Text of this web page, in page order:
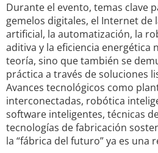
Durante el evento, temas clave
gemelos digitales, el Internet de
artificial, la automatización, la
aditiva y la eficiencia energética
teoría, sino que también se
práctica a través de soluciones
Avances tecnológicos como
interconectadas, robótica
software inteligentes, técnicas
tecnologías de fabricación
la “fábrica del futuro” ya es una